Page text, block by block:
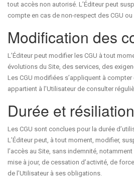
tout accès non autorisé. L’Éditeur peut
compte en cas de non-respect des CGU
Modification des
L’Éditeur peut modifier les CGU à tout
évolutions du Site, des services, des
Les CGU modifiées s’appliquent à compter
appartient à l’Utilisateur de consulter
Durée et résiliation
Les CGU sont conclues pour la durée
L’Éditeur peut, à tout moment, modifier,
l’accès au Site, sans indemnité,
mise à jour, de cessation d’activité, de
de l’Utilisateur à ses obligations.